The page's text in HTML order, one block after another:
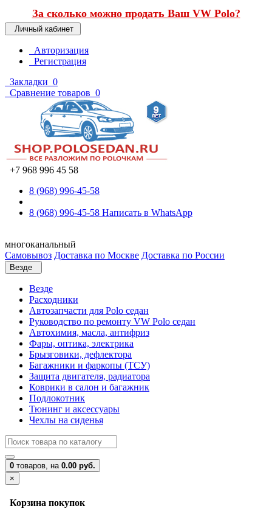
За сколько можно продать Ваш VW Polo?
Личный кабинет
Авторизация
Регистрация
Закладки 0
Сравнение товаров 0
+7 968 996 45 58
8 (968) 996-45-58
8 (968) 996-45-58 Написать в WhatsApp
многоканальный
Самовывоз Доставка по Москве Доставка по России
Везде
Везде
Расходники
Автозапчасти для Polo седан
Руководство по ремонту VW Polo седан
Автохимия, масла, антифриз
Фары, оптика, электрика
Брызговики, дефлектора
Багажники и фаркопы (ТСУ)
Защита двигателя, радиатора
Коврики в салон и багажник
Подлокотник
Тюнинг и аксессуары
Чехлы на сиденья
0 товаров, на 0.00 руб.
×
Корзина покупок